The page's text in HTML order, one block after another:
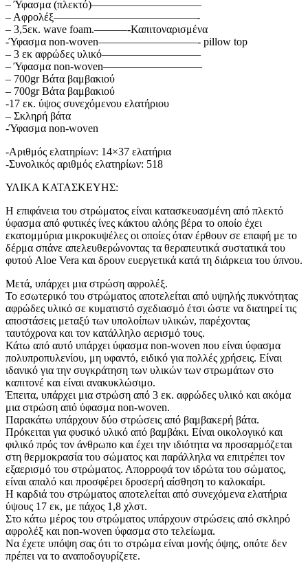
– Ύφασμα (πλεκτό)——————————
– Αφρολέξ—————————————-
– 3,5εκ. wave foam.———-Καπιτοναρισμένα
-Ύφασμα non-woven—————————- pillow top
– 3 εκ αφρώδες υλικό—————————
– Ύφασμα non-woven—————————
– 700gr Βάτα βαμβακιού
– 700gr Βάτα βαμβακιού
-17 εκ. ύψος συνεχόμενου ελατήριου
– Σκληρή βάτα
-Ύφασμα non-woven
-Αριθμός ελατηρίων: 14×37 ελατήρια
-Συνολικός αριθμός ελατηρίων: 518
ΥΛΙΚΑ ΚΑΤΑΣΚΕΥΗΣ:
Η επιφάνεια του στρώματος είναι κατασκευασμένη από πλεκτό
ύφασμα από φυτικές ίνες κάκτου αλόης βέρα το οποίο έχει
εκατομμύρια μικροκυψέλες οι οποίες όταν έρθουν σε επαφή με το
δέρμα σπάνε απελευθερώνοντας τα θεραπευτικά συστατικά του
φυτού Aloe Vera και δρουν ευεργετικά κατά τη διάρκεια του ύπνου.
Μετά, υπάρχει μια στρώση αφρολέξ.
Το εσωτερικό του στρώματος αποτελείται από υψηλής πυκνότητας
αφρώδες υλικό σε κυματιστό σχεδιασμό έτσι ώστε να διατηρεί τις
αποστάσεις μεταξύ των υπολοίπων υλικών, παρέχοντας
ταυτόχρονα και τον κατάλληλο αερισμό τους.
Κάτω από αυτό υπάρχει ύφασμα non-woven που είναι ύφασμα
πολυπροπυλενίου, μη υφαντό, ειδικό για πολλές χρήσεις. Είναι
ιδανικό για την συγκράτηση των υλικών των στρωμάτων στο
καπιτονέ και είναι ανακυκλώσιμο.
Έπειτα, υπάρχει μια στρώση από 3 εκ. αφρώδες υλικό και ακόμα
μια στρώση από ύφασμα non-woven.
Παρακάτω υπάρχουν δύο στρώσεις από βαμβακερή βάτα.
Πρόκειται για φυσικό υλικό από βαμβάκι. Είναι οικολογικό και
φιλικό πρός τον άνθρωπο και έχει την ιδιότητα να προσαρμόζεται
στη θερμοκρασία του σώματος και παράλληλα να επιτρέπει τον
εξαερισμό του στρώματος. Απορροφά τον ιδρώτα του σώματος,
είναι απαλό και προσφέρει δροσερή αίσθηση το καλοκαίρι.
Η καρδιά του στρώματος αποτελείται από συνεχόμενα ελατήρια
ύψους 17 εκ, με πάχος 1,8 χλστ.
Στο κάτω μέρος του στρώματος υπάρχουν στρώσεις από σκληρό
αφρολέξ και non-woven ύφασμα στο τελείωμα.
Να έχετε υπόψη σας ότι το στρώμα είναι μονής όψης, οπότε δεν
πρέπει να το αναποδογυρίζετε.